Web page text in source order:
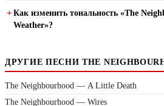
Как изменить тональность «The
Weather»?
ДРУГИЕ ПЕСНИ THE
The Neighbourhood — A Little Death
The Neighbourhood — Wires